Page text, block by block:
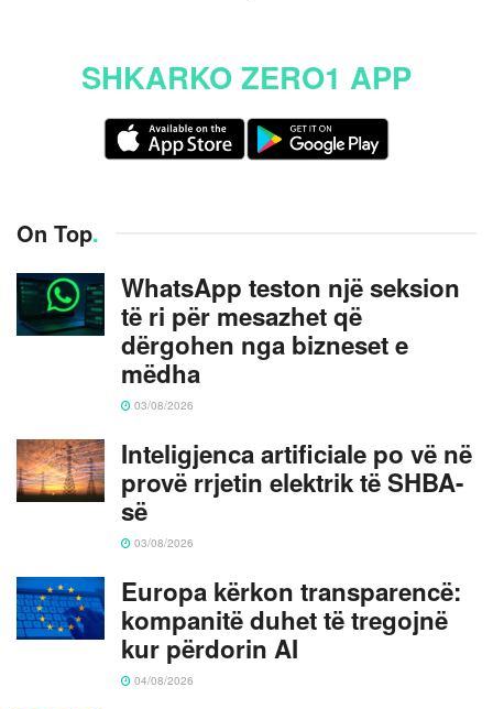
SHKARKO ZERO1 APP
On Top.
WhatsApp teston një seksion
të ri për mesazhet që
dërgohen nga bizneset e
mëdha
03/08/2026
Inteligjenca artificiale po vë në
provë rrjetin elektrik të SHBA-
së
03/08/2026
Europa kërkon transparencë:
kompanitë duhet të tregojnë
kur përdorin AI
04/08/2026